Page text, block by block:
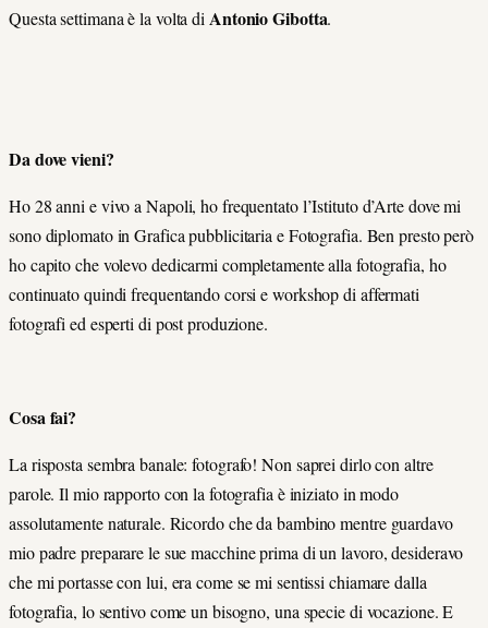
Questa settimana è la volta diAntonio Gibotta.
Da dove vieni?
Ho 28 anni e vivo a Napoli, ho frequentato l’Istituto d’Arte dove mi
sono diplomato in Grafica pubblicitaria e Fotografia. Ben presto però
ho capito che volevo dedicarmi completamente alla fotografia, ho
continuato quindi frequentando corsi e workshop di affermati
fotografi ed esperti di post produzione.
Cosa fai?
La risposta sembra banale: fotografo! Non saprei dirlo con altre
parole. Il mio rapporto con la fotografia è iniziato in modo
assolutamente naturale. Ricordo che da bambino mentre guardavo
mio padre preparare le sue macchine prima di un lavoro, desideravo
che mi portasse con lui, era come se mi sentissi chiamare dalla
fotografia, lo sentivo come un bisogno, una specie di vocazione. E